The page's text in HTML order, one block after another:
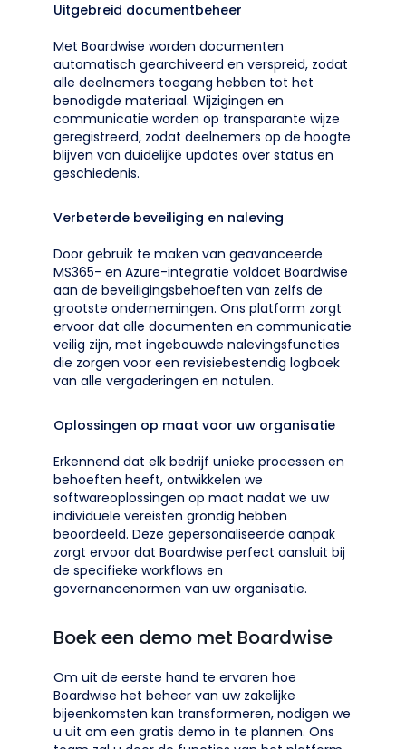
Uitgebreid documentbeheer
Met Boardwise worden documenten
automatisch gearchiveerd en verspreid, zodat
alle deelnemers toegang hebben tot het
benodigde materiaal. Wijzigingen en
communicatie worden op transparante wijze
geregistreerd, zodat deelnemers op de hoogte
blijven van duidelijke updates over status en
geschiedenis.
Verbeterde beveiliging en naleving
Door gebruik te maken van geavanceerde
MS365- en Azure-integratie voldoet Boardwise
aan de beveiligingsbehoeften van zelfs de
grootste ondernemingen. Ons platform zorgt
ervoor dat alle documenten en communicatie
veilig zijn, met ingebouwde nalevingsfuncties
die zorgen voor een revisiebestendig logboek
van alle vergaderingen en notulen.
Oplossingen op maat voor uw organisatie
Erkennend dat elk bedrijf unieke processen en
behoeften heeft, ontwikkelen we
softwareoplossingen op maat nadat we uw
individuele vereisten grondig hebben
beoordeeld. Deze gepersonaliseerde aanpak
zorgt ervoor dat Boardwise perfect aansluit bij
de specifieke workflows en
governancenormen van uw organisatie.
Boek een demo met Boardwise
Om uit de eerste hand te ervaren hoe
Boardwise het beheer van uw zakelijke
bijeenkomsten kan transformeren, nodigen we
u uit om een gratis demo in te plannen. Ons